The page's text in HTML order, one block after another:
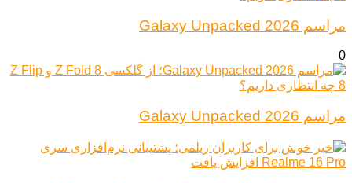
مراسم Galaxy Unpacked 2026
0
مراسم Galaxy Unpacked 2026